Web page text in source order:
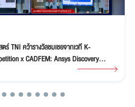
TNI คว้ารางวัลชมเชยจากเวที K-
x CADFEM: Ansys Discovery